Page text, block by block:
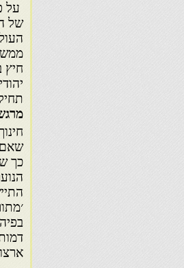
על
של
חיץ
תחילה
שאם
כך